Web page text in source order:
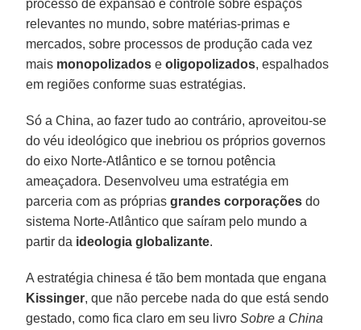
processo de expansão e controle sobre espaços
relevantes no mundo, sobre matérias-primas e
mercados, sobre processos de produção cada vez
mais monopolizados eoligopolizados, espalhados
em regiões conforme suas estratégias.
Só a China, ao fazer tudo ao contrário, aproveitou-se
do véu ideológico que inebriou os próprios governos
do eixo Norte-Atlântico e se tornou potência
ameaçadora. Desenvolveu uma estratégia em
parceria com as própriasgrandes corporações do
sistema Norte-Atlântico que saíram pelo mundo a
partir da ideologia globalizante.
A estratégia chinesa é tão bem montada que engana
Kissinger, que não percebe nada do que está sendo
gestado, como fica claro em seu livroSobre a China